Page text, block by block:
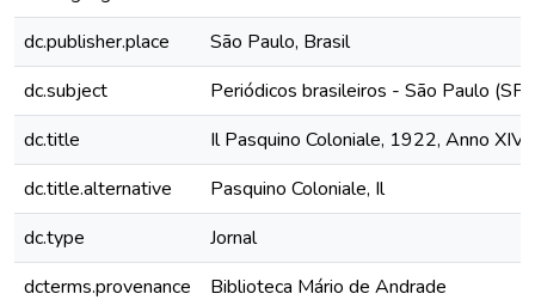
dc.publisher.place
São Paulo, Brasil
dc.subject
Periódicos brasileiros - São Paulo (SP)
dc.title
Il Pasquino Coloniale, 1922, Anno
dc.title.alternative
Pasquino Coloniale, Il
dc.type
Jornal
dcterms.provenance
Biblioteca Mário de Andrade